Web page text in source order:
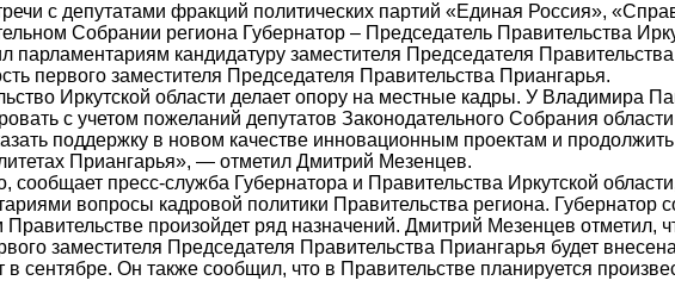
с депутатами фракций политических партий «Единая Россия»,
Собрании региона Губернатор – Председатель Правительства
парламентариям кандидатуру заместителя Председателя
первого заместителя Председателя Правительства Приангарья.
Иркутской области делает опору на местные кадры. У Владимира
с учетом пожеланий депутатов Законодательного Собрания
поддержку в новом качестве инновационным проектам и
Приангарья», — отметил Дмитрий Мезенцев.
сообщает пресс-служба Губернатора и Правительства Иркутской
вопросы кадровой политики Правительства региона.
Правительстве произойдет ряд назначений. Дмитрий Мезенцев отметил,
заместителя Председателя Правительства Приангарья будет
в сентябре. Он также сообщил, что в Правительстве планируется